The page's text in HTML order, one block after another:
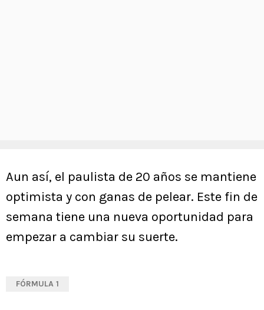
Aun así, el paulista de 20 años se mantiene
optimista y con ganas de pelear. Este fin de
semana tiene una nueva oportunidad para
empezar a cambiar su suerte.
FÓRMULA 1